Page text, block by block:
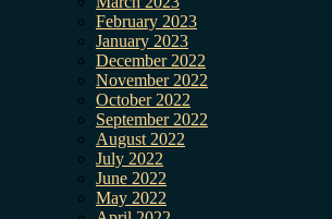
February 2023
January 2023
December 2022
November 2022
October 2022
September 2022
August 2022
July 2022
June 2022
May 2022